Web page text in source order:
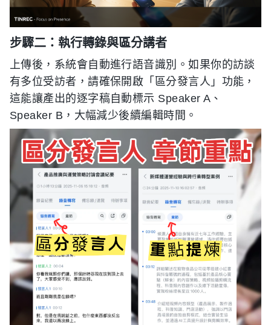
步驟二：執行轉錄與區分講者
上傳後，系統會自動進行語音識別。如果你的訪談
有多位受訪者，請確保開啟「區分發言人」功能，
這能讓產出的逐字稿自動標示 Speaker A、
Speaker B，大幅減少後續編輯時間。